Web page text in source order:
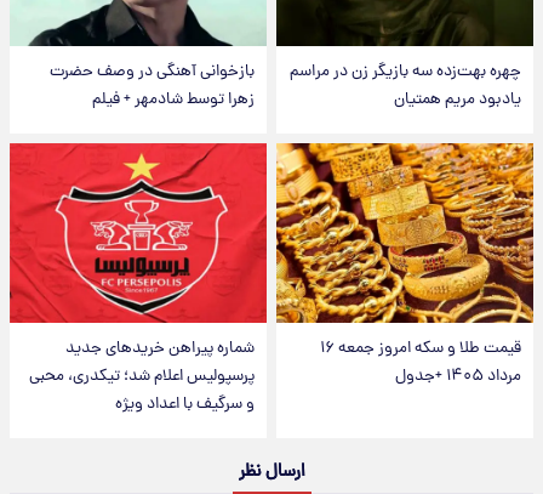
چهره بهت‌زده سه بازیگر زن در مراسم
یادبود مریم همتیان
بازخوانی آهنگی در وصف حضرت
زهرا توسط شادمهر + فیلم
قیمت طلا و سکه امروز جمعه ۱۶
مرداد ۱۴۰۵ +جدول
شماره پیراهن خریدهای جدید
پرسپولیس اعلام شد؛ تیکدری، محبی
و سرگیف با اعداد ویژه
ارسال نظر